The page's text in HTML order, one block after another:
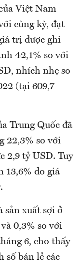
Việt Nam
cùng kỳ, đạt
trị được ghi
42,1% so với
nhích nhẹ so
(tại 609,7
Trung Quốc đã
22,3% so với
2,9 tỷ USD. Tuy
13,6% do giá
sản xuất sợi ở
0,3% so với
6, cho thấy
số bán lẻ các